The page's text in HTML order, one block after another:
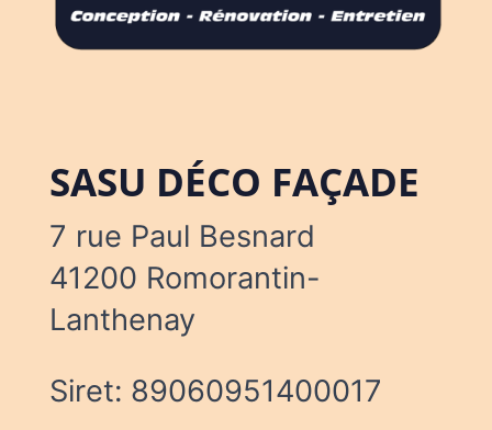
SASU DÉCO FAÇADE
7 rue Paul Besnard
41200 Romorantin-
Lanthenay
Siret: 89060951400017